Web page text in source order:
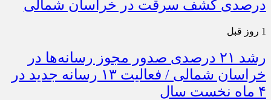
درصدی کشف سرقت در خراسان شمالی
1 روز قبل
رشد ۲۱ درصدی صدور مجوز رسانه‌ها در
خراسان شمالی / فعالیت ۱۳ رسانه جدید در
۴ ماه نخست سال